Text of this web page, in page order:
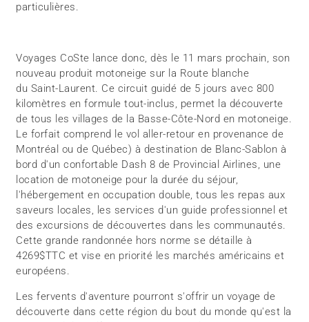
particulières.
Voyages CoSte lance donc, dès le 11 mars prochain, son
nouveau produit motoneige sur la Route blanche
du Saint-Laurent. Ce circuit guidé de 5 jours avec 800
kilomètres en formule tout-inclus, permet la découverte
de tous les villages de la Basse-Côte-Nord en motoneige.
Le forfait comprend le vol aller-retour en provenance de
Montréal ou de Québec) à destination de Blanc-Sablon à
bord d'un confortable Dash 8 de Provincial Airlines, une
location de motoneige pour la durée du séjour,
l'hébergement en occupation double, tous les repas aux
saveurs locales, les services d'un guide professionnel et
des excursions de découvertes dans les communautés.
Cette grande randonnée hors norme se détaille à
4269$TTC et vise en priorité les marchés américains et
européens.
Les fervents d'aventure pourront s'offrir un voyage de
découverte dans cette région du bout du monde qu'est la